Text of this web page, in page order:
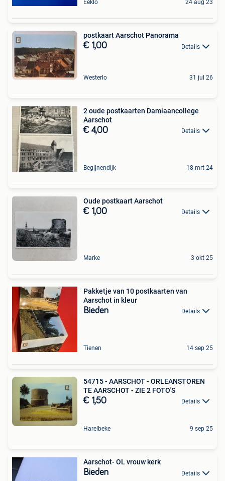
Eeklo 24 aug 23
postkaart Aarschot Panorama
€ 1,00 Details
Westerlo 31 jul 26
2 oude postkaarten Damiaancollege
Aarschot
€ 4,00 Details
Begijnendijk 18 mrt 24
Oude postkaart Aarschot
€ 1,00 Details
Marke 3 okt 25
Pakketje van 10 postkaarten van
Aarschot in kleur
Bieden Details
Tienen 14 sep 25
54715 - AARSCHOT - ORLEANSTOREN
TE AARSCHOT - ZIE 2 FOTO'S
€ 1,50 Details
Harelbeke 9 sep 25
Aarschot- OL vrouw kerk
Bieden Details